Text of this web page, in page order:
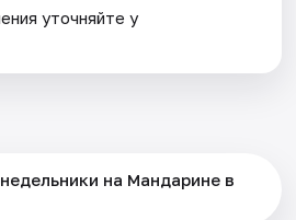
уточняйте у
на Мандарине в